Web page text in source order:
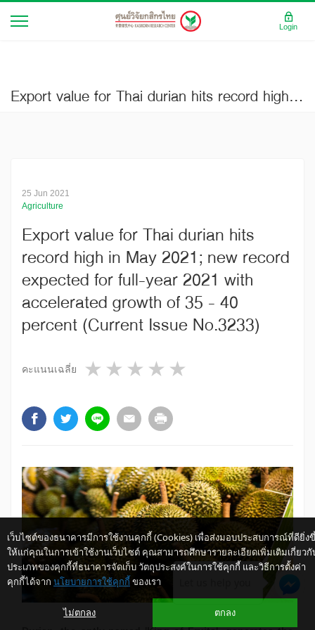
Export value for Thai durian hits record high in May 2021; new record expected for full-year 2021 with accelerated growth of 35 - 40 percent (Current Issue No.3233)
25 Jun 2021
Agriculture
Export value for Thai durian hits
record high in May 2021; new record
expected for full-year 2021 with
accelerated growth of 35 - 40
percent (Current Issue No.3233)
คะแนนเฉลี่ย 4 stars
3 stars
2 stars
1 star
เว็บไซต์ของธนาคารมีการใช้งานคุกกี้ (Cookies) เพื่อส่งมอบประสบการณ์ที่ดียิ่ง
ให้แก่คุณในการเข้าใช้งานเว็บไซต์ คุณสามารถศึกษารายละเอียดเพิ่มเติมเกี่ยวกั
ประเภทของคุกกี้ที่ธนาคารจัดเก็บ วัตถุประสงค์ในการใช้คุกกี้ และวิธีการตั้งค่า
คุกกี้ได้จาก นโยบายการใช้คุกกี้ ของเรา
ไม่ตกลง ตกลง
Login